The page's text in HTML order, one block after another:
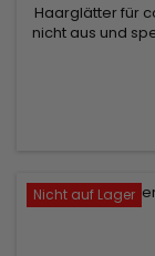
Haarglätter für
nicht aus und
Creme
gleichmäßig
Fiberguard
vor, während
Nicht auf Lager